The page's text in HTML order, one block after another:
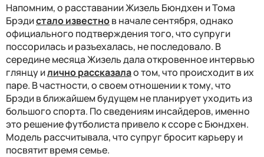
Напомним, о расставании Жизель Бюндхен и Тома
Брэдистало известнов начале сентября, однако
официального подтверждения того, что супруги
поссорилась и разъехалась, не последовало. В
середине месяца Жизель дала откровенное интервью
глянцу илично рассказалао том, что происходит в их
паре. В частности, о своем отношении к тому, что
Брэди в ближайшем будущем не планирует уходить из
большого спорта. По сведениям инсайдеров, именно
это решение футболиста привело к ссоре с Бюндхен.
Модель рассчитывала, что супруг бросит карьеру и
посвятит время семье.